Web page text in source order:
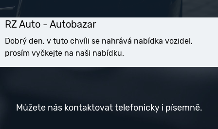
RZ Auto - Autobazar
Dobrý den, v tuto chvíli se nahrává nabídka vozidel,
prosím vyčkejte na naši nabídku.
Můžete nás kontaktovat telefonicky i písemně.